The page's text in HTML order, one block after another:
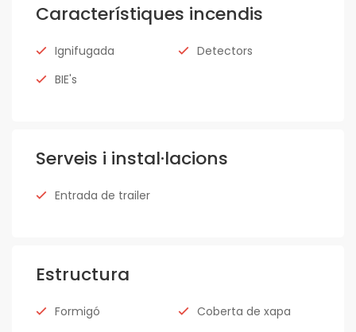
Característiques incendis
Ignifugada
Detectors
BIE's
Serveis i instal·lacions
Entrada de trailer
Estructura
Formigó Coberta de xapa